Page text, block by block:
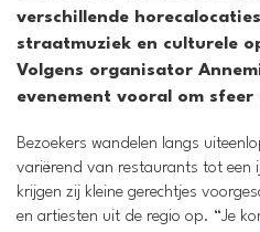
verschillende
straatmuziek en culturele
Volgens organisator
evenement vooral om
Bezoekers wandelen langs
variërend van restaurants tot een
krijgen zij kleine gerechtjes
en artiesten uit de regio op. “Je